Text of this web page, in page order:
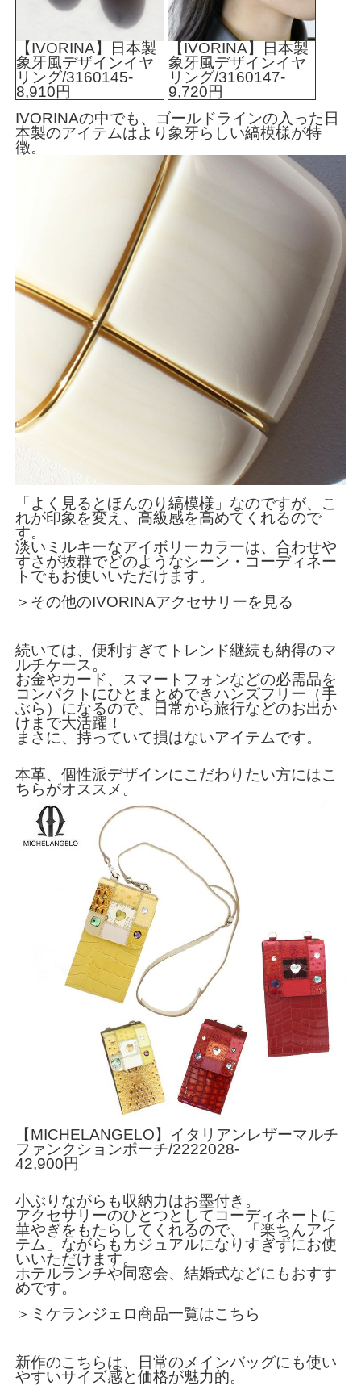
【IVORINA】日本製
象牙風デザインイヤ
リング/3160145-
8,910円
【IVORINA】日本製
象牙風デザインイヤ
リング/3160147-
9,720円
IVORINAの中でも、ゴールドラインの入った日
本製のアイテムはより象牙らしい縞模様が特
徴。
「よく見るとほんのり縞模様」なのですが、こ
れが印象を変え、高級感を高めてくれるので
す。
淡いミルキーなアイボリーカラーは、合わせや
すさが抜群でどのようなシーン・コーディネー
トでもお使いいただけます。
＞その他のIVORINAアクセサリーを見る
続いては、便利すぎてトレンド継続も納得のマ
ルチケース。
お金やカード、スマートフォンなどの必需品を
コンパクトにひとまとめできハンズフリー（手
ぶら）になるので、日常から旅行などのお出か
けまで大活躍！
まさに、持っていて損はないアイテムです。
本革、個性派デザインにこだわりたい方にはこ
ちらがオススメ。
【MICHELANGELO】イタリアンレザーマルチ
ファンクションポーチ/2222028-
42,900円
小ぶりながらも収納力はお墨付き。
アクセサリーのひとつとしてコーディネートに
華やぎをもたらしてくれるので、「楽ちんアイ
テム」ながらもカジュアルになりすぎずにお使
いいただけます。
ホテルランチや同窓会、結婚式などにもおすす
めです。
＞ミケランジェロ商品一覧はこちら
新作のこちらは、日常のメインバッグにも使い
やすいサイズ感と価格が魅力的。